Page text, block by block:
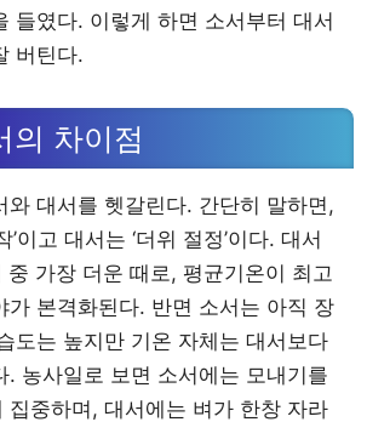
들였다. 이렇게 하면 소서부터 대서
버틴다.
의 차이점
와 대서를 헷갈린다. 간단히 말하면,
’이고 대서는 ‘더위 절정’이다. 대서
가장 더운 때로, 평균기온이 최고
가 본격화된다. 반면 소서는 아직 장
도는 높지만 기온 자체는 대서보다
. 농사일로 보면 소서에는 모내기를
집중하며, 대서에는 벼가 한창 자라